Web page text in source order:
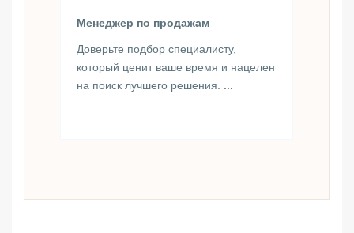
Менеджер по продажам
Доверьте подбор специалисту,
который ценит ваше время и нацелен
на поиск лучшего решения.